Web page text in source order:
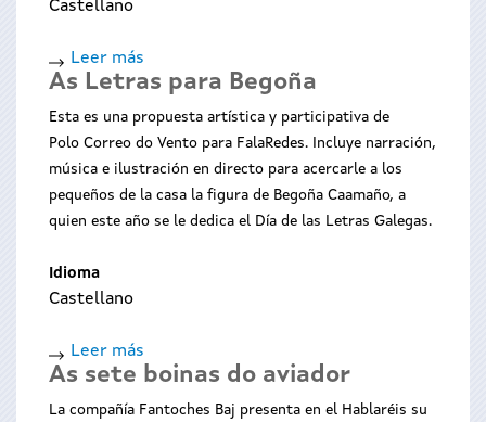
Castellano
Leer más
Galego
pode
selo
calquera
As Letras para Begoña
Esta es una propuesta artística y participativa de
Polo Correo do Vento para FalaRedes. Incluye narración,
música e ilustración en directo para acercarle a los
pequeños de la casa la figura de Begoña Caamaño, a
quien este año se le dedica el Día de las Letras Galegas.
Idioma
Castellano
Leer más
As
Letras
As sete boinas do aviador
La compañía Fantoches Baj presenta en el Hablaréis su